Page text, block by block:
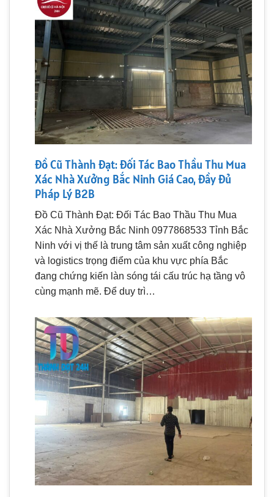
Đồ Cũ Thành Đạt: Đối Tác Bao Thầu Thu Mua
Xác Nhà Xưởng Bắc Ninh Giá Cao, Đầy Đủ
Pháp Lý B2B
Đồ Cũ Thành Đạt: Đối Tác Bao Thầu Thu Mua
Xác Nhà Xưởng Bắc Ninh 0977868533 Tỉnh Bắc
Ninh với vị thế là trung tâm sản xuất công nghiệp
và logistics trọng điểm của khu vực phía Bắc
đang chứng kiến làn sóng tái cấu trúc hạ tầng vô
cùng mạnh mẽ. Để duy trì…